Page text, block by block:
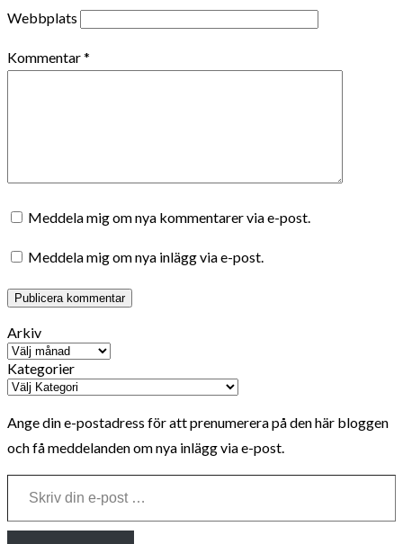
Webbplats
Kommentar*
Meddela mig om nya kommentarer via e-post.
Meddela mig om nya inlägg via e-post.
Arkiv
Kategorier
Ange din e-postadress för att prenumerera på den här bloggen
och få meddelanden om nya inlägg via e-post.
Skriv din e-post …